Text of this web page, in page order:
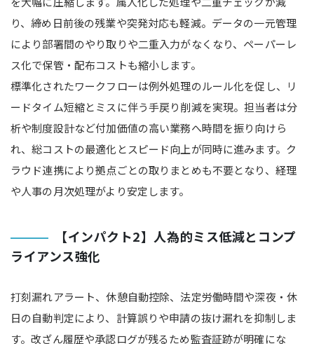
り、締め日前後の残業や突発対応も軽減。データの一元管理
により部署間のやり取りや二重入力がなくなり、ペーパーレ
ス化で保管・配布コストも縮小します。
標準化されたワークフローは例外処理のルール化を促し、リ
ードタイム短縮とミスに伴う手戻り削減を実現。担当者は分
析や制度設計など付加価値の高い業務へ時間を振り向けら
れ、総コストの最適化とスピード向上が同時に進みます。ク
ラウド連携により拠点ごとの取りまとめも不要となり、経理
や人事の月次処理がより安定します。
【インパクト2】人為的ミス低減とコンプ
ライアンス強化
打刻漏れアラート、休憩自動控除、法定労働時間や深夜・休
日の自動判定により、計算誤りや申請の抜け漏れを抑制しま
す。改ざん履歴や承認ログが残るため監査証跡が明確にな